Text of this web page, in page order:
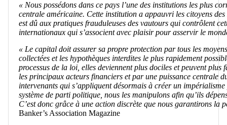
« Nous possédons dans ce pays l’une des institutions les plus
centrale américaine. Cette institution a appauvri les citoyens
est dû aux pratiques frauduleuses des vautours qui contrôlent
internationaux qui s’associent avec plaisir pour asservir le
« Le capital doit assurer sa propre protection par tous les
collectées et les hypothèques interdites le plus rapidement
processus de la loi, elles deviennent plus dociles et peuvent
les principaux acteurs financiers et par une puissance centrale
intervenants qui s’appliquent désormais à créer un
système de parti politique, nous les manipulons afin qu’ils
C’est donc grâce à une action discrète que nous garantirons la
Banker’s Association Magazine